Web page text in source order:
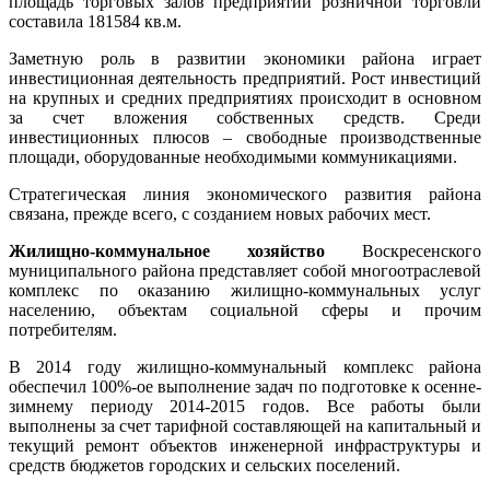
составила 181584 кв.м.
Заметную роль в развитии экономики района играет
инвестиционная деятельность предприятий. Рост инвестиций
на крупных и средних предприятиях происходит в основном
за счет вложения собственных средств. Среди
инвестиционных плюсов – свободные производственные
площади, оборудованные необходимыми коммуникациями.
Стратегическая линия экономического развития района
связана, прежде всего, с созданием новых рабочих мест.
Жилищно-коммунальное хозяйство Воскресенского
муниципального района представляет собой многоотраслевой
комплекс по оказанию жилищно-коммунальных услуг
населению, объектам социальной сферы и прочим
потребителям.
В 2014 году жилищно-коммунальный комплекс района
обеспечил 100%-ое выполнение задач по подготовке к осенне-
зимнему периоду 2014-2015 годов. Все работы были
выполнены за счет тарифной составляющей на капитальный и
текущий ремонт объектов инженерной инфраструктуры и
средств бюджетов городских и сельских поселений.